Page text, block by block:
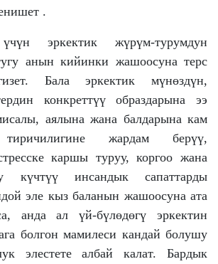
.
эркектик жүрүм-турумдун
анын кийинки жашоосуна терс
Бала эркектик мүнөздүн,
конкреттүү образдарына ээ
аялына жана балдарына кам
жардам берүү,
каршы туруу, коргоо жана
күчтүү инсандык сапаттарды
эле кыз баланын жашоосуна ата
анда ал үй-бүлөдөгү эркектин
болгон мамилеси кандай болушу
элестете албай калат. Бардык